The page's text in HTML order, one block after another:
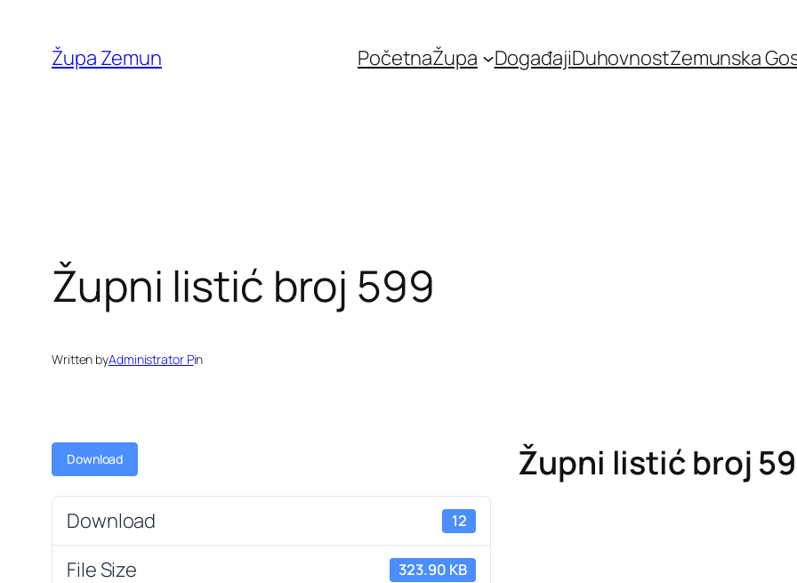
content
Župa Zemun PočetnaŽupa DogađajiDuhovnostZemunska
Župni listić broj 599
Written byAdministrator Pin
Download
Download 12
File Size 323.90 KB
Župni listić broj